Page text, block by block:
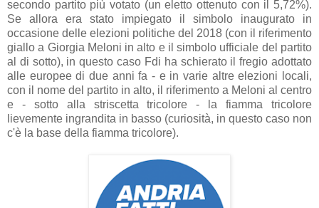
secondo partito più votato (un eletto ottenuto con il 5,72%).
Se allora era stato impiegato il simbolo inaugurato in
occasione delle elezioni politiche del 2018 (con il riferimento
giallo a Giorgia Meloni in alto e il simbolo ufficiale del partito
al di sotto), in questo caso Fdi ha schierato il fregio adottato
alle europee di due anni fa - e in varie altre elezioni locali,
con il nome del partito in alto, il riferimento a Meloni al centro
e - sotto alla striscetta tricolore - la fiamma tricolore
lievemente ingrandita in basso (curiosità, in questo caso non
c'è la base della fiamma tricolore).